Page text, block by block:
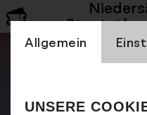
Einstellung
Allgemein
UNSERE
Erstes